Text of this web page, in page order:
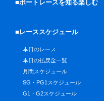
■ボートレースを知る楽しむ
■レーススケジュール
本日のレース
本日の払戻金一覧
月間スケジュール
SG・PG1スケジュール
G1・G2スケジュール